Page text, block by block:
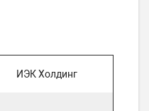
ИЭК Холдинг